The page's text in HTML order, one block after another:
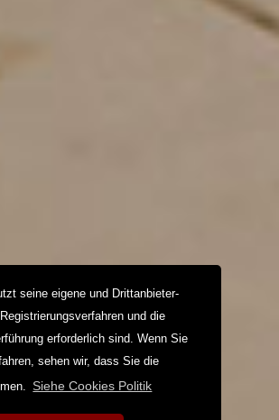
seine eigene und Drittanbieter-
und die
erforderlich sind. Wenn Sie
sehen wir, dass Sie die
Siehe Cookies Politik